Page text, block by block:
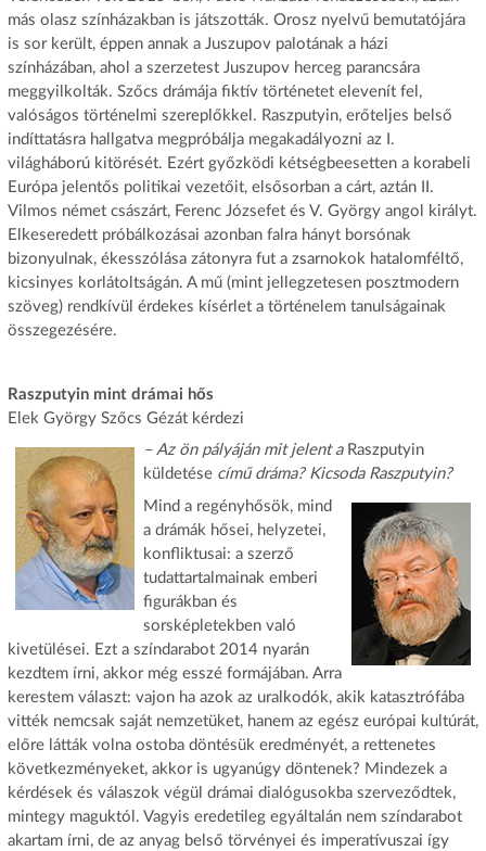
más olasz színházakban is játszották. Orosz nyelvű bemutatójára
is sor került, éppen annak a Juszupov palotának a házi
színházában, ahol a szerzetest Juszupov herceg parancsára
meggyilkolták. Szőcs drámája fiktív történetet elevenít fel,
valóságos történelmi szereplőkkel. Raszputyin, erőteljes belső
indíttatásra hallgatva megpróbálja megakadályozni az I.
világháború kitörését. Ezért győzködi kétségbeesetten a korabeli
Európa jelentős politikai vezetőit, elsősorban a cárt, aztán II.
Vilmos német császárt, Ferenc Józsefet és V. György angol királyt.
Elkeseredett próbálkozásai azonban falra hányt borsónak
bizonyulnak, ékesszólása zátonyra fut a zsarnokok hatalomféltő,
kicsinyes korlátoltságán. A mű (mint jellegzetesen posztmodern
szöveg) rendkívül érdekes kísérlet a történelem tanulságainak
összegezésére.
Raszputyin mint drámai hős
Elek György Szőcs Gézát kérdezi
– Az ön pályáján mit jelent a Raszputyin
küldetésecímű dráma? Kicsoda Raszputyin?
Mind a regényhősök, mind
a drámák hősei, helyzetei,
konfliktusai: a szerző
tudattartalmainak emberi
figurákban és
sorsképletekben való
kivetülései. Ezt a színdarabot 2014 nyarán
kezdtem írni, akkor még esszé formájában. Arra
kerestem választ: vajon ha azok az uralkodók, akik katasztrófába
vitték nemcsak saját nemzetüket, hanem az egész európai kultúrát,
előre látták volna ostoba döntésük eredményét, a rettenetes
következményeket, akkor is ugyanúgy döntenek? Mindezek a
kérdések és válaszok végül drámai dialógusokba szerveződtek,
mintegy maguktól. Vagyis eredetileg egyáltalán nem színdarabot
akartam írni, de az anyag belső törvényei és imperatívuszai így